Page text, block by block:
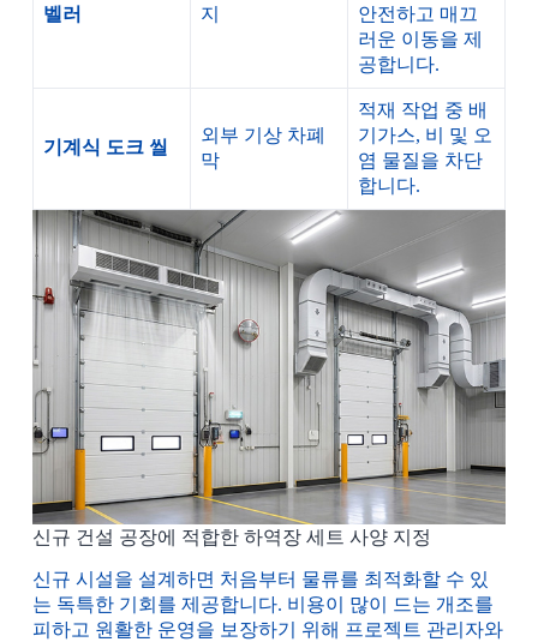
벨러
지
안전하고 매끄
러운 이동을 제
공합니다.
기계식 도크 씰
외부 기상 차폐
막
적재 작업 중 배
기가스, 비 및 오
염 물질을 차단
합니다.
신규 건설 공장에 적합한 하역장 세트 사양 지정
신규 시설을 설계하면 처음부터 물류를 최적화할 수 있
는 독특한 기회를 제공합니다. 비용이 많이 드는 개조를
피하고 원활한 운영을 보장하기 위해 프로젝트 관리자와